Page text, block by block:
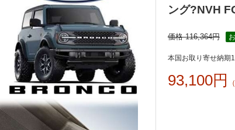
ング?NVH
価格 116,364円
本国お取り寄せ納期
93,100円